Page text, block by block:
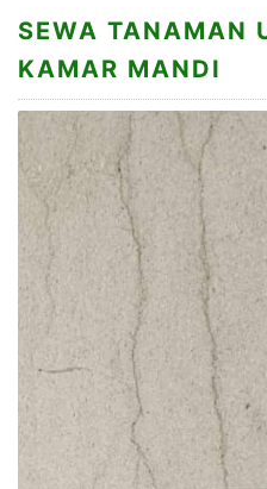
SEWA TANAMAN
KAMAR MANDI